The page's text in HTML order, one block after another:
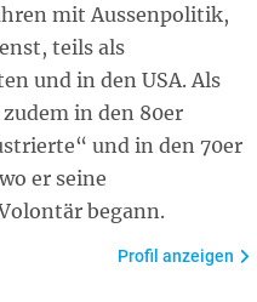
mit Aussenpolitik,
teils als
und in den USA. Als
in den 80er
und in den 70er
er seine
begann.
Profil anzeigen